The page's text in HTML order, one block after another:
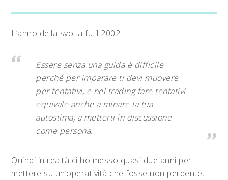
L’anno della svolta fu il 2002.
Essere senza una guida è difficile
perché per imparare ti devi muovere
per tentativi, e nel trading fare tentativi
equivale anche a minare la tua
autostima, a metterti in discussione
come persona.
Quindi in realtà ci ho messo quasi due anni per
mettere su un’operatività che fosse non perdente,